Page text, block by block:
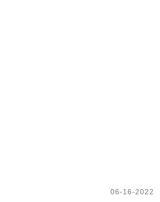
06-16-2022